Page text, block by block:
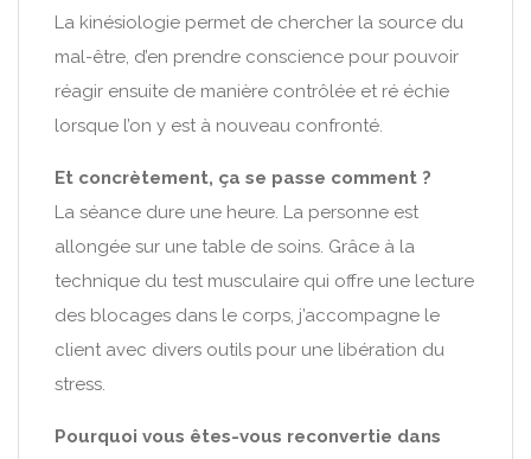
La kinésiologie permet de chercher la source du
mal-être, d’en prendre conscience pour pouvoir
réagir ensuite de manière contrôlée et ré échie
lorsque l’on y est à nouveau confronté.
Et concrètement, ça se passe comment ?
La séance dure une heure. La personne est
allongée sur une table de soins. Grâce à la
technique du test musculaire qui offre une lecture
des blocages dans le corps, j’accompagne le
client avec divers outils pour une libération du
stress.
Pourquoi vous êtes-vous reconvertie dans